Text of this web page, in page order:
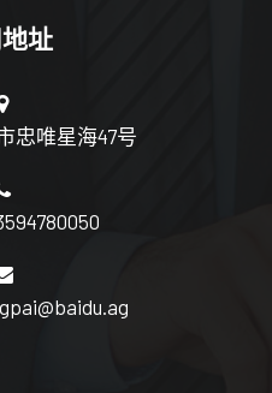
址
忠唯星海47号